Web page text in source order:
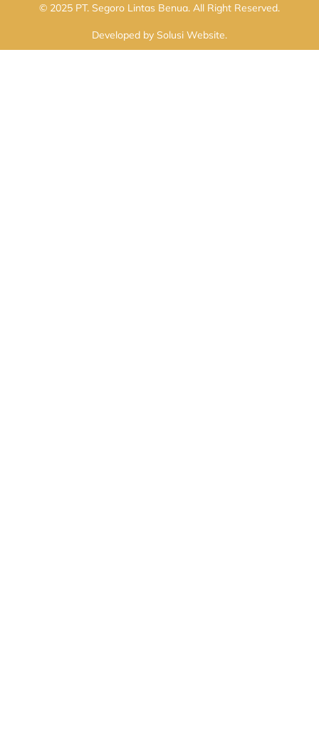
© 2025 PT. Segoro Lintas Benua. All Right Reserved.
Developed by Solusi Website.